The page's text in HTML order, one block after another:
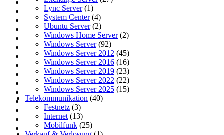
Lync Server(1)
System Center(4)
Ubuntu Server(2)
Windows Home Server(2)
Windows Server(92)
Windows Server 2012 (45)
Windows Server 2016 (16)
Windows Server 2019 (23)
Windows Server 2022 (22)
Windows Server 2025 (15)
Telekommunikation (40)
Festnetz (3)
Internet (13)
Mobilfunk (25)